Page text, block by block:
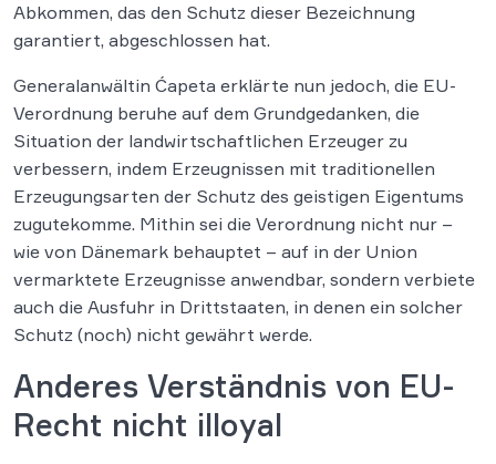
Abkommen, das den Schutz dieser Bezeichnung
garantiert, abgeschlossen hat.
Generalanwältin Ćapeta erklärte nun jedoch, die EU-
Verordnung beruhe auf dem Grundgedanken, die
Situation der landwirtschaftlichen Erzeuger zu
verbessern, indem Erzeugnissen mit traditionellen
Erzeugungsarten der Schutz des geistigen Eigentums
zugutekomme. Mithin sei die Verordnung nicht nur –
wie von Dänemark behauptet – auf in der Union
vermarktete Erzeugnisse anwendbar, sondern verbiete
auch die Ausfuhr in Drittstaaten, in denen ein solcher
Schutz (noch) nicht gewährt werde.
Anderes Verständnis von EU-
Recht nicht illoyal